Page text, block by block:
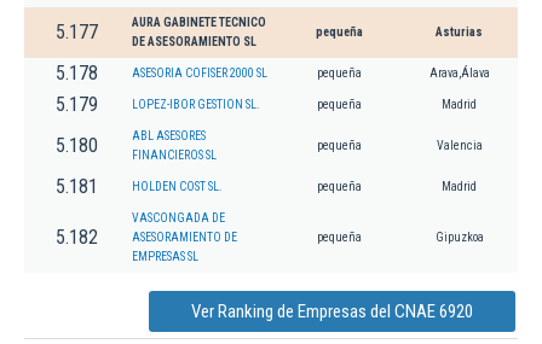
5.177
AURA GABINETE TECNICO
DE ASESORAMIENTO SL
pequeña Asturias
5.178 ASESORIA COFISER 2000 SL pequeña Arava,Álava
5.179 LOPEZ-IBOR GESTION SL. pequeña Madrid
5.180
ABL ASESORES
FINANCIEROS SL
pequeña Valencia
5.181 HOLDEN COST SL. pequeña Madrid
5.182
VASCONGADA DE
ASESORAMIENTO DE
EMPRESAS SL
pequeña Gipuzkoa
Ver Ranking de Empresas del CNAE 6920